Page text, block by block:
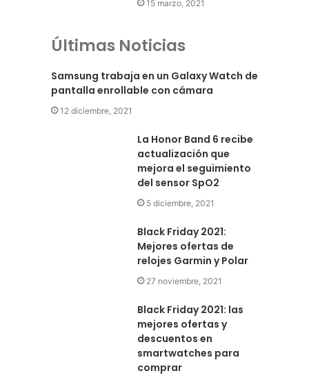
15 marzo, 2021
Últimas Noticias
Samsung trabaja en un Galaxy Watch de
pantalla enrollable con cámara
12 diciembre, 2021
La Honor Band 6 recibe
actualización que
mejora el seguimiento
del sensor SpO2
5 diciembre, 2021
Black Friday 2021:
Mejores ofertas de
relojes Garmin y Polar
27 noviembre, 2021
Black Friday 2021: las
mejores ofertas y
descuentos en
smartwatches para
comprar